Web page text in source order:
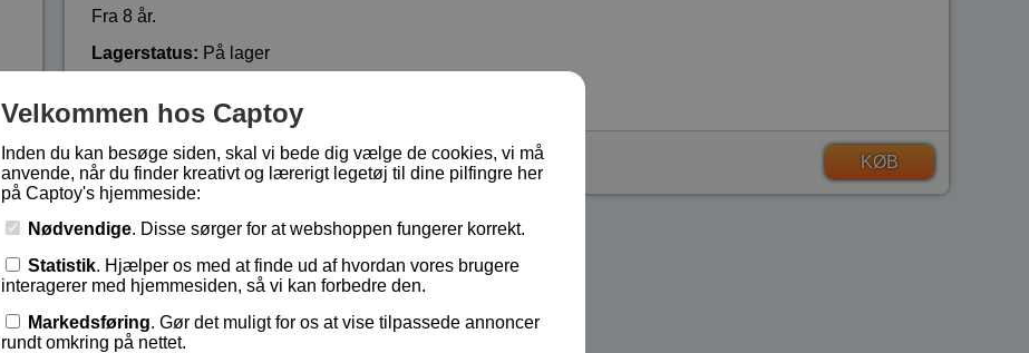
Fra 8 år.
Lagerstatus: På lager
kr 55,- (kr 69,-) KØB
Velkommen hos Captoy
Inden du kan besøge siden, skal vi bede dig vælge de cookies, vi må
anvende, når du finder kreativt og lærerigt legetøj til dine pilfingre her
på Captoy's hjemmeside:
Nødvendige. Disse sørger for at webshoppen fungerer korrekt.
Statistik. Hjælper os med at finde ud af hvordan vores brugere
interagerer med hjemmesiden, så vi kan forbedre den.
Markedsføring. Gør det muligt for os at vise tilpassede annoncer
rundt omkring på nettet.